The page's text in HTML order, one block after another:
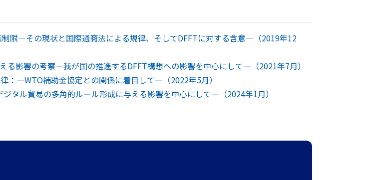
限―その現状と国際通商法による規律、そしてDFFTに対する含意―（2019年12
る影響の考察―我が国の推進するDFFT構想への影響を中心にして―（2021年7月）
：―WTO補助金協定との関係に着目して―（2022年5月）
タル貿易の多角的ルール形成に与える影響を中心にして―（2024年1月）